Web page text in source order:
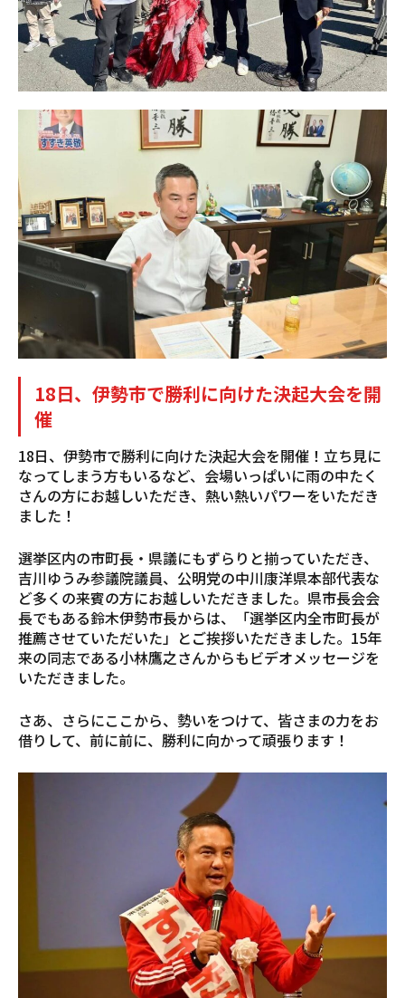
18日、伊勢市で勝利に向けた決起大会を開
催
18日、伊勢市で勝利に向けた決起大会を開催！立ち見に
なってしまう方もいるなど、会場いっぱいに雨の中たく
さんの方にお越しいただき、熱い熱いパワーをいただき
ました！
選挙区内の市町長・県議にもずらりと揃っていただき、
吉川ゆうみ参議院議員、公明党の中川康洋県本部代表な
ど多くの来賓の方にお越しいただきました。県市長会会
長でもある鈴木伊勢市長からは、「選挙区内全市町長が
推薦させていただいた」とご挨拶いただきました。15年
来の同志である小林鷹之さんからもビデオメッセージを
いただきました。
さあ、さらにここから、勢いをつけて、皆さまの力をお
借りして、前に前に、勝利に向かって頑張ります！